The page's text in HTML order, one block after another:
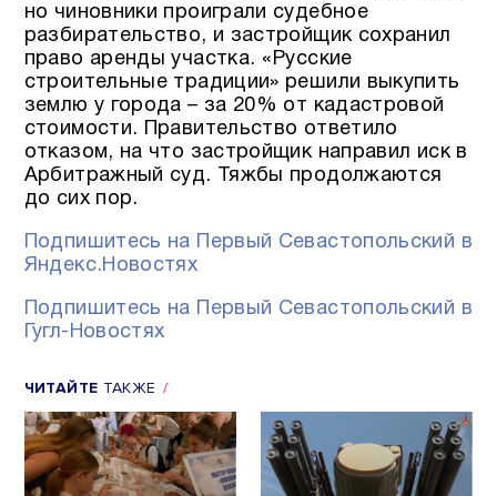
но чиновники проиграли судебное
разбирательство, и застройщик сохранил
право аренды участка. «Русские
строительные традиции» решили выкупить
землю у города – за 20% от кадастровой
стоимости. Правительство ответило
отказом, на что застройщик направил иск в
Арбитражный суд. Тяжбы продолжаются
до сих пор.
Подпишитесь на Первый Севастопольский в
Яндекс.Новостях
Подпишитесь на Первый Севастопольский в
Гугл-Новостях
ЧИТАЙТЕ ТАКЖЕ